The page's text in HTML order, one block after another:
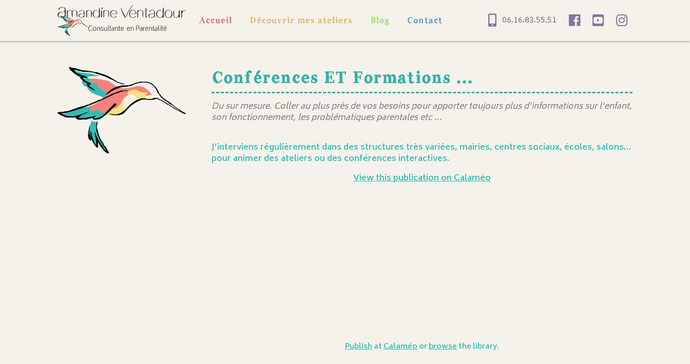
Accueil Découvrir mes ateliers Blog Contact 06.16.83.55.51
Conférences ET Formations ...
Du sur mesure. Coller au plus près de vos besoins pour apporter toujours plus d'informations sur l'enfant,
son fonctionnement, les problématiques parentales etc ...
J’interviens régulièrement dans des structures très variées, mairies, centres sociaux, écoles, salons…
pour animer des ateliers ou des conférences interactives.
View this publication on Calaméo
PublishatCalaméoorbrowsethe library.